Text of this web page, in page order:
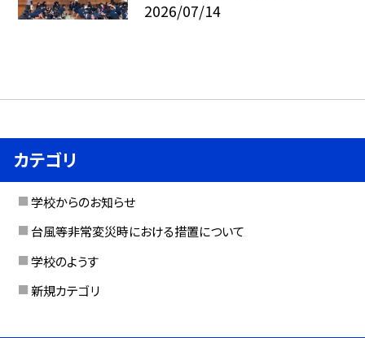
2026/07/14
カテゴリ
学校からのお知らせ
台風等非常変災時における措置について
学校のようす
新規カテゴリ